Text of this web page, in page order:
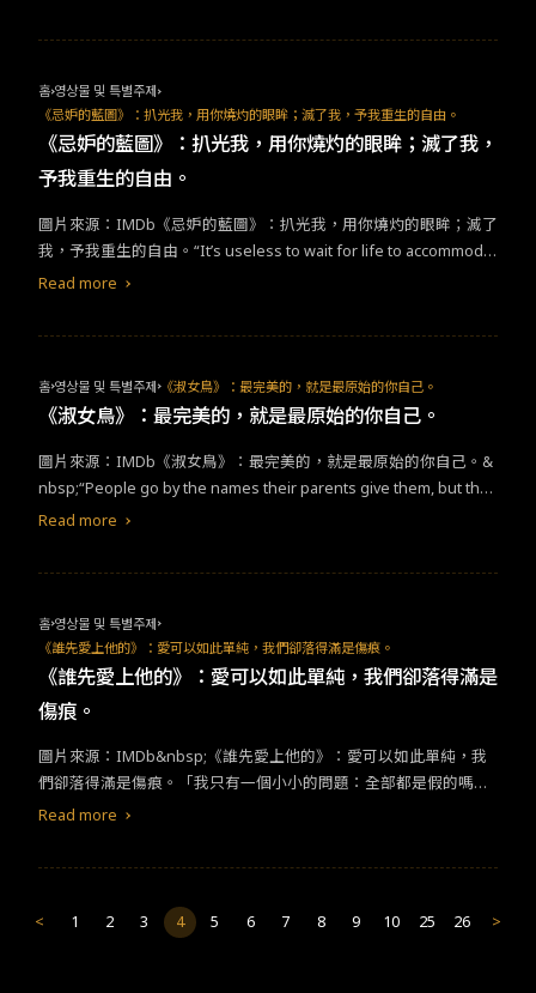
&amp;2，塔伊佳維堤堤的印記已蕩然無存，索爾的角色魅力亦然。​
90分鐘上下的特別篇，且就目前漫威的進度看來，願意讓我期待的
也僅剩異攻隊3。克里斯汀貝爾大概真的挺缺錢的，演技水準正常發
揮但角色厚度大概跟海拉一個樣。​
冷調的質感，內餡包覆的卻是溫熱的柔軟，舉凡近年的《我的鯨魚
的我們》更是將此發揮至極致，那股柔軟散發著無害的光澤，讓你
舒服地陷入，而後全然赤裸地徜徉其中。韓裔加拿大籍導演席琳宋
（Celine Song）初試啼聲就展現出成熟優雅的敘事功力，所有的
對白與留白都拿捏得幾近完美，自傳性色彩也讓故事引起高度共
鳴。原文片名Past Lives意思是前世，所以電影談的不只是童年的過
往，更是當中提到經過8000次輪迴換來今生的「因緣」。也因此，
它充滿靈性。接下來我想針對這股靈性，記下那些畫面上「因緣」
的流動，以及電影如何以地景和交通工具暗示命運與時間的力量。
那絲遺憾卻讓他始終心繫著兒時玩伴。｜列車遺憾牽引著兩人，直
到24年後終於相見。印象深刻在他們走進地鐵車廂後，攝影機停留
在原地，我們看著列車駛去，就像看著時間飛速流轉，但就在此
時，兩人生命再度交會了。｜紐約散步紐約的建築與綠蔭間，攝影
機在片中難得以大遠景望去。聳立的摩天大樓下是一對對愛侶，我
們看不清楚他們是在約會還是吵架，但又再度感受到人之於世界的
也看作是時間的流動，行經的自由女神像就標誌著眾人的美國夢，
光鮮亮麗之後，船繼續開，接著海聖說：「她轉到背面了。」看著
自由女神的背面，彷彿隨著時間流逝，夢想的背面終會成為現實。
難以啟齒。兩人在深夜的路旁等車，隻字片語都無法表達當下的感
受，只能面對面無聲地珍惜最後彼此的身影。千頭萬緒就在Uber開
來時，被終止了。這是最後一個隱喻時間的交通工具，它帶走了一
到全文都尚未提到的丈夫Arthur身上，電影並沒有讓他成為邪惡的
a，但那個熟悉又陌生的靈魂就是命定的伴侶嗎？
用了很多「假」來呈現這世界的「虛」。信愛來到密陽到處宣稱自
己要買地投資、宗贊幫信愛在鋼琴教室掛上假證照。到最後崩潰的
信愛，闖進教會的禱告會場，播放偷來的唱片，歌詞唱著「都是假
的｣，諷刺中充滿怨恨與不滿。而這些假的事物甚至會被延續下去，
就像俊會模仿死去的爸爸躺在沙發上裝睡，之後信愛也做了相同的
舉動。這世界太多假的事物了，但沒有這些，人生還過得下去嗎﹖
電影雖然看似絕望，卻也在各個角落放了許多愛。我想，這就是導
下的女性描寫，也非常細膩。修車廠的男性員工總是在調戲女人的
內褲或胸部，幼稚園老師的女兒被一群男同學霸凌。同時，可以看
到一群大媽聚在一起到KTV狂歡，或是一邊大肆吃東西，一邊說三
道四。也可以看到藥局老闆娘熱情的關心新搬來的信愛，帶她一起
禱告。流言蜚語滿天飛的鄉村裡，其實連結緊密。這樣的社會下，
想到當初家人捧著俊的遺照的模樣。一個人來到這個世界的目的是
什麼？如果身上的一切都被剝奪走了，活著的也只剩下軀體而已。
太喜歡這部電影了，層次豐富的劇本、演技驚人的女主角全度妍、
寫實的攝影鏡頭，又藏著許多象徵巧思。呼應片名，陽光照射在畫
面的各個角落。而一幕幕仰望的蒼天，看似出口，實則只是有去無
回的吶喊。
홈 영상물 및 특별주제
《忌妒的藍圖》：扒光我，用你燒灼的眼眸；滅了我，予我重生的自由。
《忌妒的藍圖》：扒光我，用你燒灼的眼眸；滅了我，
予我重生的自由。
圖片來源：IMDb《忌妒的藍圖》：扒光我，用你燒灼的眼眸；滅了
我，予我重生的自由。“It’s useless to wait for life to accommodat
e you, you must accommodate life. “A common melodrama with
ftly. Léa Seydoux was extremely charming and you can feel the
hormone from Gijs Naber. Epic!曾經以《夢鹿情謎》（On Body an
di），睽違四年，帶著首部英語新作《忌妒的藍圖》（The Story o
f My Wife）闖入坎城影展主競賽。近三小時的片長，十分考驗耐
心，可想而知評價也非常兩極。然而，我卻全然沉浸其中……這就
到讓人想一再回味品嚐。&nbsp;▎沉潛的詩意與瘋狂的肆意電影總
共分為七個章節，也是主角Jakob人生的七堂課，保留原著小說的文
學性。開場深海中的鯨魚伴隨詩意的獨白朗誦，而後再以乍響的樂
隊旋律在汪洋上揭開序幕。兩者動靜的對比就帶出了本片的調性，
輕快優雅底下潛藏的是巨大又深沉的寂寞。&nbsp;故事從一個荒謬
的打賭開始，船長Jakob對朋友發下豪語要娶第一位走進咖啡廳的女
子。瘋狂的是，就在美麗的Lizzy走進來時，兩人果真一見鍾情。而
突如其來的
嘆的正是像這樣的影像語言，比起台詞對白，裡面每個人物角色的
肢體細節才是戲的重點，而這不就是「忌妒」的精隨嗎﹖所有的臆
Read more
홈 영상물 및 특별주제 《淑女鳥》：最完美的，就是最原始的你自己。
《淑女鳥》：最完美的，就是最原始的你自己。
圖片來源：IMDb《淑女鳥》：最完美的，就是最原始的你自己。&
nbsp;“People go by the names their parents give them, but they
don't believe in God.”&nbsp;&nbsp;再醜再厭惡的風景，都因神聖
能打動人心，在於那些似曾相識，充滿共鳴和投射的角色。叛逆懵
懂的青春，誰沒有過。導演Greta Gerwig沒有什麼花俏精湛的手
法，一切是那麼自然真摯。23歲的女主角Saoirse Ronan把這角色
詮釋得太棒，去除愛爾蘭口音，叛逆、倔強、無助在她氣質獨特的
外表下，很迷人。Lucas Hedges在《海邊的曼徹斯特》後，又再度
打動我，雖然戲份不多，角色卻很真實，哭戲依舊惹哭我。Timoth
ée Chalamet完全不同於《以你的名字呼喚我》的表演，搶眼卻沒
太多驚喜，就是帥。飾演媽媽的Laurie Metcalf無可挑剔，碎念嘮叨
麼。也許也不那麽重要，重要的是傷痕累累後，那些信仰和持續被
Read more
홈 영상물 및 특별주제
《誰先愛上他的》：愛可以如此單純，我們卻落得滿是傷痕。
《誰先愛上他的》：愛可以如此單純，我們卻落得滿是
傷痕。
圖片來源：IMDb&nbsp;《誰先愛上他的》：愛可以如此單純，我
們卻落得滿是傷痕。「我只有一個小小的問題：全部都是假的嗎？
沒有一點愛嗎？就，一點點都沒有嗎？」當你發現這世界唯一能理
雜的技術，只需要真誠。故事的真誠、演員的真誠，甚至背後工作
者的真誠，觀眾透過銀幕，都能感受得到。這就是為什麼這部電影
Read more
< 1 2 3 4 5 6 7 8 9 10 25 26 >